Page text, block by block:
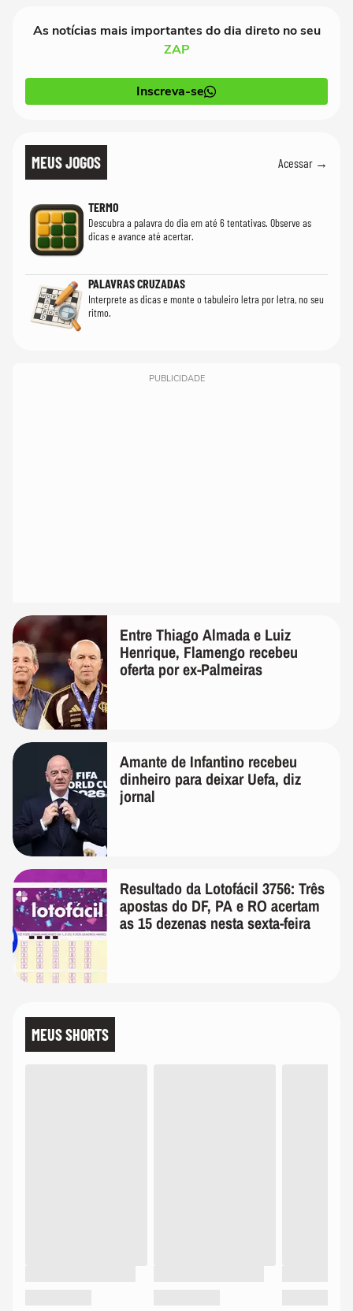
As notícias mais importantes do dia direto no seu
ZAP
Inscreva-se
MEUS JOGOS Acessar →
TERMO
Descubra a palavra do dia em até 6 tentativas. Observe as
dicas e avance até acertar.
PALAVRAS CRUZADAS
Interprete as dicas e monte o tabuleiro letra por letra, no seu
ritmo.
PUBLICIDADE
Entre Thiago Almada e Luiz
Henrique, Flamengo recebeu
oferta por ex-Palmeiras
Amante de Infantino recebeu
dinheiro para deixar Uefa, diz
jornal
Resultado da Lotofácil 3756: Três
apostas do DF, PA e RO acertam
as 15 dezenas nesta sexta-feira
MEUS SHORTS